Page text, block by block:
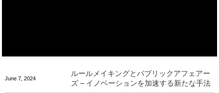
June 7 2024
ルールメイキングとパブリックアフェアー
ズ – イノベーションを加速する新たな手法